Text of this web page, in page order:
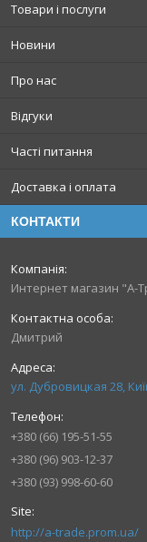
Товари і послуги
Новини
Про нас
Відгуки
Часті питання
Доставка і оплата
КОНТАКТИ
Интернет магазин "А-
Дмитрий
ул. Дубровицкая 28,
+380 (66) 195-51-55
+380 (96) 903-12-37
+380 (93) 998-60-60
http://a-trade.prom.ua/